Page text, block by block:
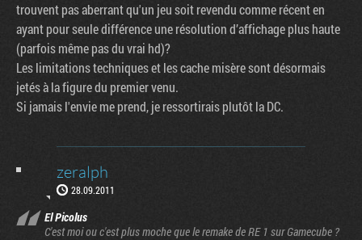
trouvent pas aberrant qu'un jeu soit revendu comme récent en
ayant pour seule différence une résolution d’affichage plus haute
(parfois même pas du vrai hd)?
Les limitations techniques et les cache misère sont désormais
jetés à la figure du premier venu.
Si jamais l'envie me prend, je ressortirais plutôt la DC.
zeralph
28.09.2011
El Picolus
C'est moi ou c'est plus moche que le remake de RE 1 sur Gamecube ?